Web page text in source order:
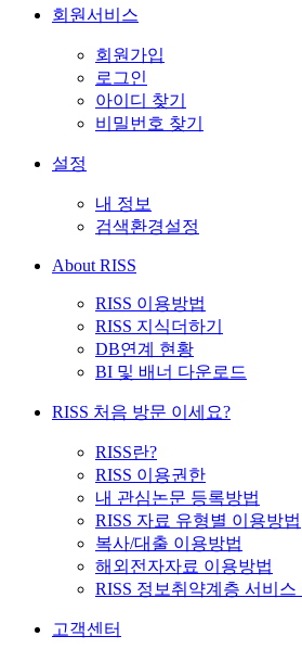
회원서비스
회원가입
로그인
아이디 찾기
비밀번호 찾기
설정
내 정보
검색환경설정
About RISS
RISS 이용방법
RISS 지식더하기
DB연계 현황
BI 및 배너 다운로드
RISS 처음 방문 이세요?
RISS란?
RISS 이용권한
내 관심논문 등록방법
RISS 자료 유형별 이용방법
복사/대출 이용방법
해외전자자료 이용방법
RISS 정보취약계층 서비스
고객센터